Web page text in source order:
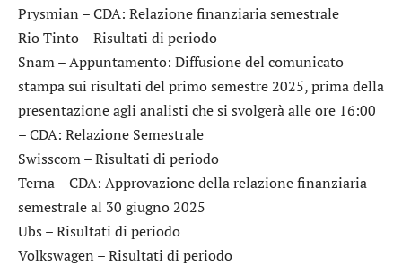
Prysmian – CDA: Relazione finanziaria semestrale
Rio Tinto– Risultati di periodo
Snam– Appuntamento: Diffusione del comunicato
stampa sui risultati del primo semestre 2025, prima della
presentazione agli analisti che si svolgerà alle ore 16:00
– CDA: Relazione Semestrale
Swisscom– Risultati di periodo
Terna– CDA: Approvazione della relazione finanziaria
semestrale al 30 giugno 2025
Ubs – Risultati di periodo
Volkswagen – Risultati di periodo